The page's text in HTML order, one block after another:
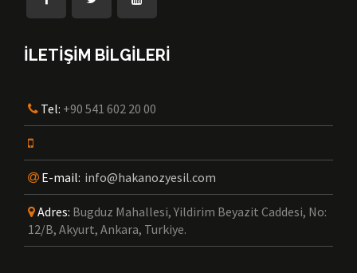
İLETİŞİM BİLGİLERİ
Tel: +90 541 602 20 00
E-mail: info@hakanozyesil.com
Adres: Bugduz Mahallesi, Yildirim Beyazit Caddesi, No:
12/B, Akyurt, Ankara, Turkiye.